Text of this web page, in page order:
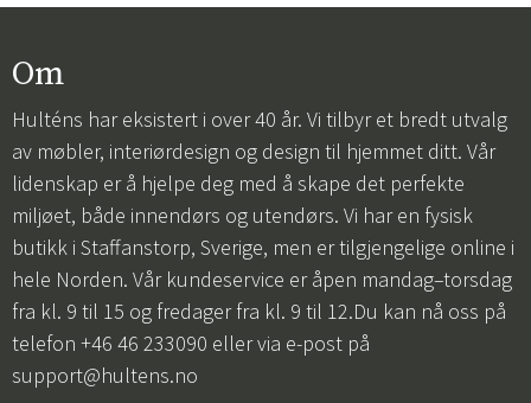
Om
Hulténs har eksistert i over 40 år. Vi tilbyr et bredt utvalg
av møbler, interiørdesign og design til hjemmet ditt. Vår
lidenskap er å hjelpe deg med å skape det perfekte
miljøet, både innendørs og utendørs. Vi har en fysisk
butikk i Staffanstorp, Sverige, men er tilgjengelige online i
hele Norden. Vår kundeservice er åpen mandag–torsdag
fra kl. 9 til 15 og fredager fra kl. 9 til 12.Du kan nå oss på
telefon +46 46 233090 eller via e-post på
support@hultens.no